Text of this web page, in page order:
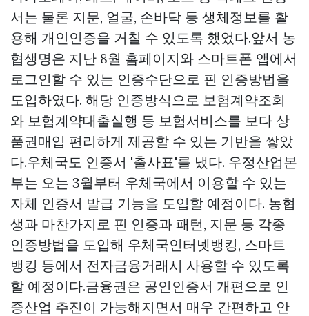
서는 물론 지문, 얼굴, 손바닥 등 생체정보를 활
용해 개인인증을 거칠 수 있도록 했었다.앞서 농
협생명은 지난 8월 홈페이지와 스마트폰 앱에서
로그인할 수 있는 인증수단으로 핀 인증방법을
도입하였다. 해당 인증방식으로 보험계약조회
와 보험계약대출실행 등 보험서비스를 보다 상
품권매입 편리하게 제공할 수 있는 기반을 쌓았
다.우체국도 인증서 '출사표'를 냈다. 우정산업본
부는 오는 3월부터 우체국에서 이용할 수 있는
자체 인증서 발급 기능을 도입할 예정이다. 농협
생과 마찬가지로 핀 인증과 패턴, 지문 등 각종
인증방법을 도입해 우체국인터넷뱅킹, 스마트
뱅킹 등에서 전자금융거래시 사용할 수 있도록
할 예정이다.금융권은 공인인증서 개편으로 인
증산업 추진이 가능해지면서 매우 간편하고 안